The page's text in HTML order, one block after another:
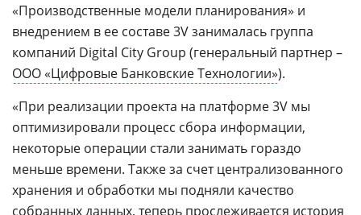
«Производственные модели планирования» и
внедрением в ее составе 3V занималась группа
компаний Digital City Group (генеральный партнер –
ООО «Цифровые Банковские Технологии»).
«При реализации проекта на платформе 3V мы
оптимизировали процесс сбора информации,
некоторые операции стали занимать гораздо
меньше времени. Также за счет централизованного
хранения и обработки мы подняли качество
собранных данных, теперь прослеживается история